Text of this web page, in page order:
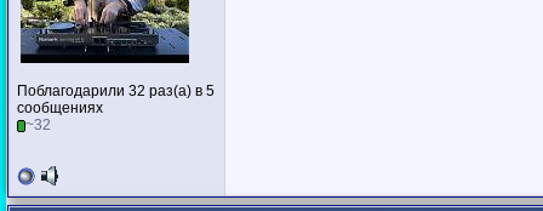
Поблагодарили 32 раз(а) в 5
сообщениях
~32